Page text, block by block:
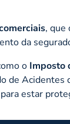
, que
da
o Imposto
de
estar